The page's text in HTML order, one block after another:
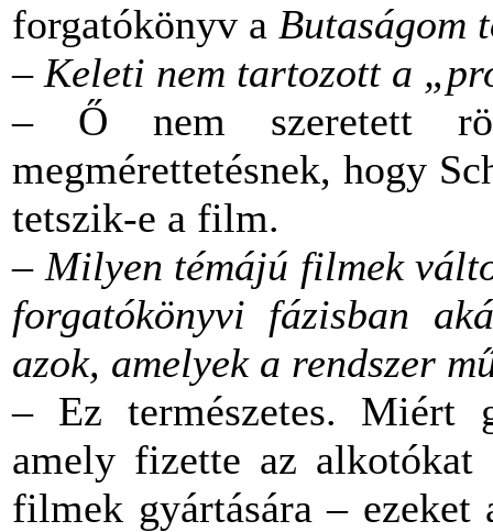
forgatókönyv a Butaságom
– Keleti nem tartozott a
– Ő nem szeretett
megmérettetésnek, hogy
tetszik-e a film.
– Milyen témájú filmek
forgatókönyvi fázisban
azok, amelyek a rendszer
– Ez természetes. Miért
amely fizette az alkotókat
filmek gyártására –